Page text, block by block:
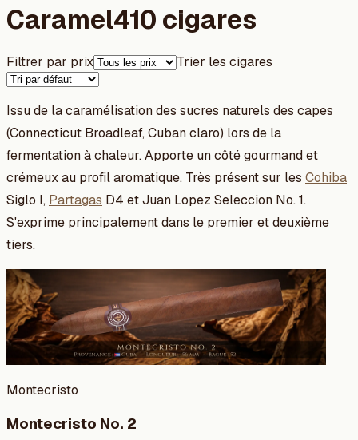
Caramel410 cigares
Filtrer par prix Trier les cigares
Issu de la caramélisation des sucres naturels des capes
(Connecticut Broadleaf, Cuban claro) lors de la
fermentation à chaleur. Apporte un côté gourmand et
crémeux au profil aromatique. Très présent sur les Cohiba
Siglo I, Partagas D4 et Juan Lopez Seleccion No. 1.
S'exprime principalement dans le premier et deuxième
tiers.
Montecristo
Montecristo No. 2